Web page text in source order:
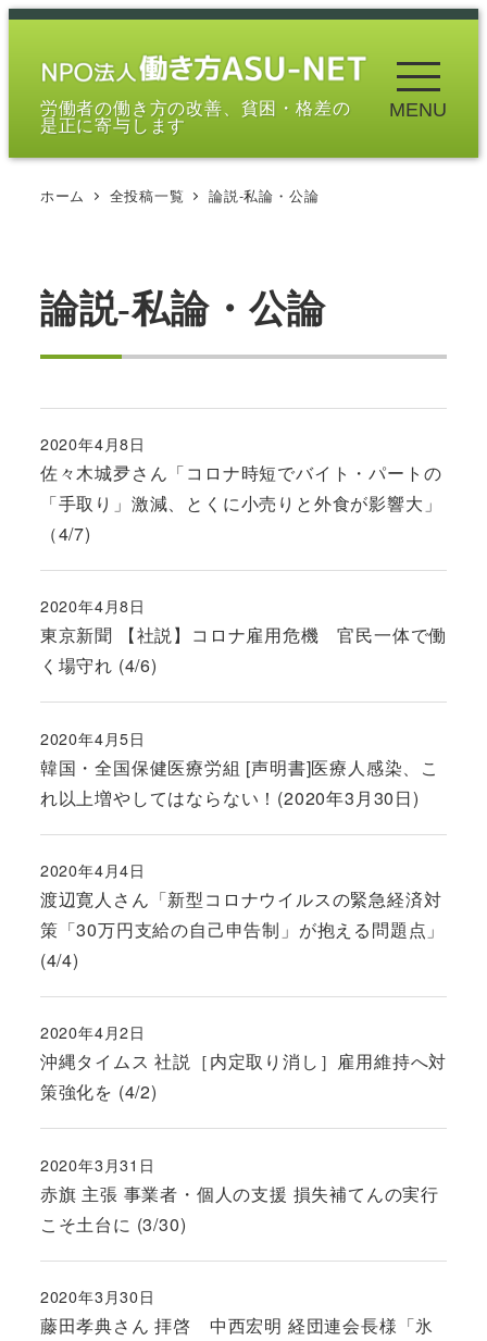
メ
労働者の働き方の改善、貧困・格差の
是正に寄与します
MENU
ホーム 全投稿一覧 論説-私論・公論
論説-私論・公論
佐々木城夛さん「コロナ時短でバイト・パートの
「手取り」激減、とくに小売りと外食が影響大」
（4/7)
投稿日
2020年4月8日
東京新聞 【社説】コロナ雇用危機 官民一体で働
く場守れ (4/6)
投稿日
2020年4月8日
韓国・全国保健医療労組 [声明書]医療人感染、こ
れ以上増やしてはならない！(2020年3月30日)
投稿日
2020年4月5日
渡辺寛人さん「新型コロナウイルスの緊急経済対
策「30万円支給の自己申告制」が抱える問題点」
(4/4)
投稿日
2020年4月4日
沖縄タイムス 社説［内定取り消し］雇用維持へ対
策強化を (4/2)
投稿日
2020年4月2日
赤旗 主張 事業者・個人の支援 損失補てんの実行
こそ土台に (3/30)
投稿日
2020年3月31日
藤田孝典さん 拝啓 中西宏明 経団連会長様「氷
投稿日
2020年3月30日